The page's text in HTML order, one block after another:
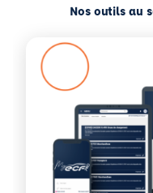
Nos outils au